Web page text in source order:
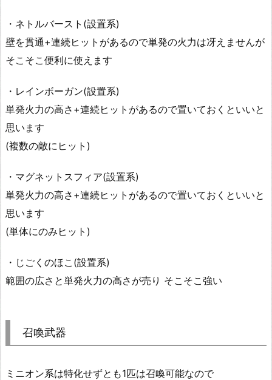
・ネトルバースト(設置系)
壁を貫通+連続ヒットがあるので単発の火力は冴えませんが
そこそこ便利に使えます
・レインボーガン(設置系)
単発火力の高さ+連続ヒットがあるので置いておくといいと
思います
(複数の敵にヒット)
・マグネットスフィア(設置系)
単発火力の高さ+連続ヒットがあるので置いておくといいと
思います
(単体にのみヒット)
・じごくのほこ(設置系)
範囲の広さと単発火力の高さが売り そこそこ強い
召喚武器
ミニオン系は特化せずとも1匹は召喚可能なので